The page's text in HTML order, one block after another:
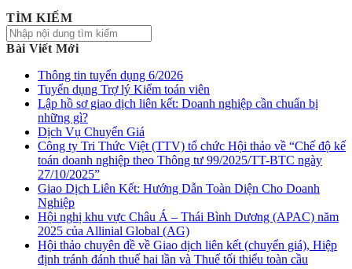
TÌM KIẾM
Bài Viết Mới
Thông tin tuyển dụng 6/2026
Tuyển dụng Trợ lý Kiểm toán viên
Lập hồ sơ giao dịch liên kết: Doanh nghiệp cần chuẩn bị
những gì?
Dịch Vụ Chuyển Giá
Công ty Tri Thức Việt (TTV) tổ chức Hội thảo về “Chế độ kế
toán doanh nghiệp theo Thông tư 99/2025/TT-BTC ngày
27/10/2025”
Giao Dịch Liên Kết: Hướng Dẫn Toàn Diện Cho Doanh
Nghiệp
Hội nghị khu vực Châu Á – Thái Bình Dương (APAC) năm
2025 của Allinial Global (AG)
Hội thảo chuyên đề về Giao dịch liên kết (chuyển giá), Hiệp
định tránh đánh thuế hai lần và Thuế tối thiểu toàn cầu